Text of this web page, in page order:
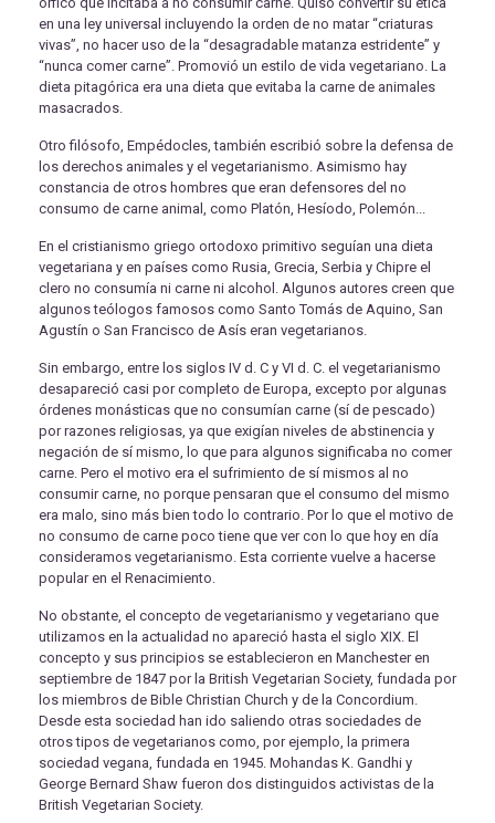
en una ley universal incluyendo la orden de no matar “criaturas
vivas”, no hacer uso de la “desagradable matanza estridente” y
“nunca comer carne”. Promovió un estilo de vida vegetariano. La
dieta pitagórica era una dieta que evitaba la carne de animales
masacrados.
Otro filósofo, Empédocles, también escribió sobre la defensa de
los derechos animales y el vegetarianismo. Asimismo hay
constancia de otros hombres que eran defensores del no
consumo de carne animal, como Platón, Hesíodo, Polemón...
En el cristianismo griego ortodoxo primitivo seguían una dieta
vegetariana y en países como Rusia, Grecia, Serbia y Chipre el
clero no consumía ni carne ni alcohol. Algunos autores creen que
algunos teólogos famosos como Santo Tomás de Aquino, San
Agustín o San Francisco de Asís eran vegetarianos.
Sin embargo, entre los siglos IV d. C y VI d. C. el vegetarianismo
desapareció casi por completo de Europa, excepto por algunas
órdenes monásticas que no consumían carne (sí de pescado)
por razones religiosas, ya que exigían niveles de abstinencia y
negación de sí mismo, lo que para algunos significaba no comer
carne. Pero el motivo era el sufrimiento de sí mismos al no
consumir carne, no porque pensaran que el consumo del mismo
era malo, sino más bien todo lo contrario. Por lo que el motivo de
no consumo de carne poco tiene que ver con lo que hoy en día
consideramos vegetarianismo. Esta corriente vuelve a hacerse
popular en el Renacimiento.
No obstante, el concepto de vegetarianismo y vegetariano que
utilizamos en la actualidad no apareció hasta el siglo XIX. El
concepto y sus principios se establecieron en Manchester en
septiembre de 1847 por la British Vegetarian Society, fundada por
los miembros de Bible Christian Church y de la Concordium.
Desde esta sociedad han ido saliendo otras sociedades de
otros tipos de vegetarianos como, por ejemplo, la primera
sociedad vegana, fundada en 1945. Mohandas K. Gandhi y
George Bernard Shaw fueron dos distinguidos activistas de la
British Vegetarian Society.